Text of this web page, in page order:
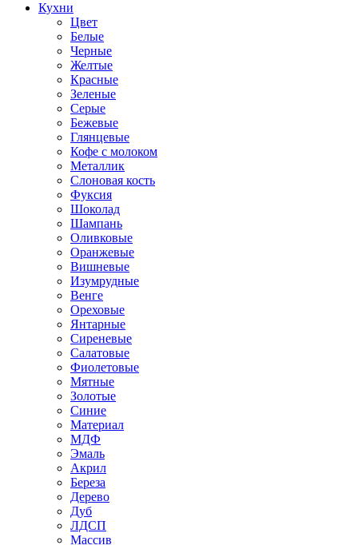
Кухни
Цвет
Белые
Черные
Желтые
Красные
Зеленые
Серые
Бежевые
Глянцевые
Кофе с молоком
Металлик
Слоновая кость
Фуксия
Шоколад
Шампань
Оливковые
Оранжевые
Вишневые
Изумрудные
Венге
Ореховые
Янтарные
Сиреневые
Салатовые
Фиолетовые
Мятные
Золотые
Синие
Материал
МДФ
Эмаль
Акрил
Береза
Дерево
Дуб
ЛДСП
Массив